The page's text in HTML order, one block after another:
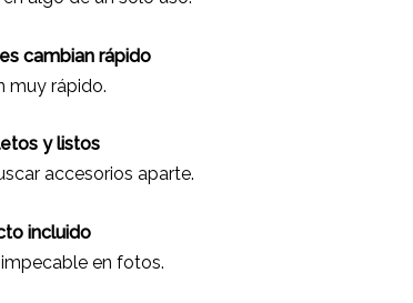
cambian rápido
muy rápido.
y listos
accesorios aparte.
incluido
en fotos.